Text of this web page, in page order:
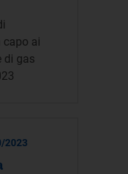
capo ai
di gas
2023